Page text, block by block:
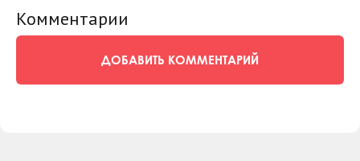
Комментарии
ДОБАВИТЬ КОММЕНТАРИЙ